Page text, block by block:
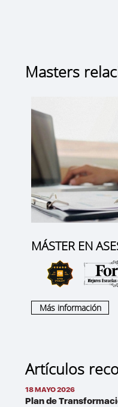
Masters
MÁSTER EN
Más información
Artículos
18 MAYO 2026
Plan de